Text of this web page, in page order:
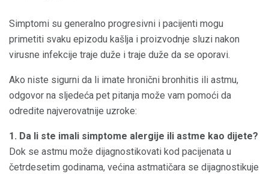
Simptomi su generalno progresivni i pacijenti mogu
primetiti svaku epizodu kašlja i proizvodnje sluzi nakon
virusne infekcije traje duže i traje duže da se oporavi.
Ako niste sigurni da li imate hronični bronhitis ili astmu,
odgovor na sljedeća pet pitanja može vam pomoći da
odredite najverovatnije uzroke:
1. Da li ste imali simptome alergije ili astme kao dijete?
Dok se astmu može dijagnostikovati kod pacijenata u
četrdesetim godinama, većina astmatičara se dijagnostikuje